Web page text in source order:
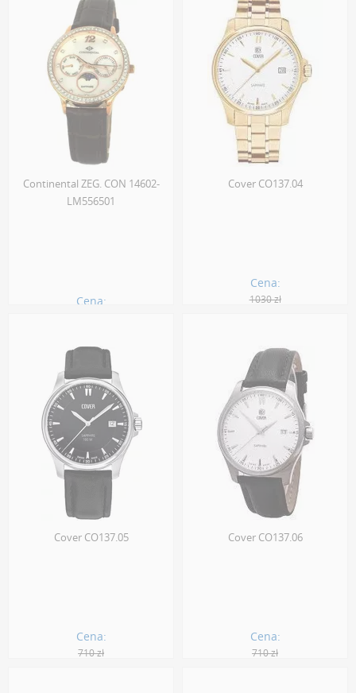
Continental ZEG. CON 14602-
LM556501
Cena:
Cover CO137.04
Cena:
1030 zł
Cover CO137.05
Cena:
710 zł
Cover CO137.06
Cena:
710 zł